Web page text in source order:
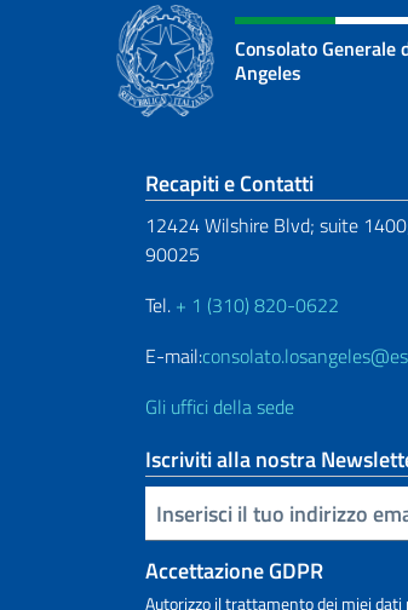
Consolato Generale
Angeles
Sezione
Recapiti e Contatti
12424 Wilshire Blvd; suite
90025
Tel. + 1 (310) 820-0622
E-mail:
Gli uffici della sede
Iscriviti alla nostra
Inserisci la tua email
Accettazione GDPR
Autorizzo il trattamento dei miei dati